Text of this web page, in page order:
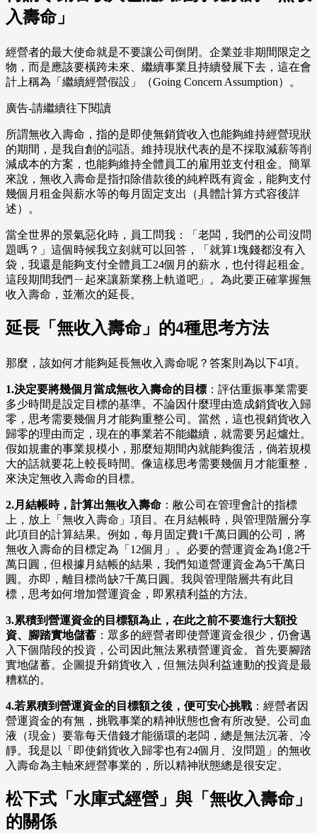
入壽命」
經營者的最大使命就是不要讓公司倒閉。企業並非期間限定之
物，而是應該要橫跨未來、繼續事業且持續發展下去，這在會
計上稱為「繼續經營假設」（Going Concern Assumption）。
廣告-請繼續往下閱讀
所謂無收入壽命，指的是即使無銷貨收入也能夠維持經營現狀
的期間，是我自創的詞語。維持現狀代表的是不採取減薪等削
減成本的方案，也能夠維持全體員工的雇用並支付租金。簡單
來說，無收入壽命是指扣除借款後的純粹既有資金，能夠支付
幾個月租金與薪水等的每月固定支出（具體計算方式容後詳
述）。
當全世界的景氣惡化時，員工問我：「老闆，我們的公司沒問
題嗎？」這個時候我立刻就可以回答，「就算1塊錢都沒有入
袋，我還是能夠支付全體員工24個月的薪水，也付得起租金。
這段期間我們ㄧ起來讓新業務上軌道吧」。為此要正確掌握無
收入壽命，並漸次的延長。
延長「無收入壽命」的4種思考方法
那麼，該如何才能夠延長無收入壽命呢？答案則為以下4項。
1.決定要將幾個月當成無收入壽命的目標 ：評估重振事業需要
多少時間是設定目標的基準。不論因什麼理由造成銷貨收入歸
零，思考需要幾個月才能夠重整公司。當然，這也視銷貨收入
歸零的理由而定，現在的事業若不能繼續，就需要另起爐灶。
假如規畫的事業規模小，那麼短期間內就能夠復活，倘若規模
大的話就要花上較長時間。像這樣思考需要幾個月才能重整，
來決定無收入壽命的目標。
2.月結帳時，計算出無收入壽命 ：敝公司在管理會計的指標
上，放上「無收入壽命」項目。在月結帳時，與管理階層分享
此項目的計算結果。例如，每月固定費1千萬日圓的公司，將
無收入壽命的目標定為「12個月」。必要的營運資金為1億2千
萬日圓，但根據月結帳的結果，我們知道營運資金為5千萬日
圓。亦即，離目標尚缺7千萬日圓。我與管理階層共有此目
標，思考如何增加營運資金，即累積利益的方法。
3.累積到營運資金的目標額為止，在此之前不要進行大額投
資、腳踏實地儲蓄 ：眾多的經營者即使營運資金很少，仍會邁
入下個階段的投資，公司因此無法累積營運資金。首先要腳踏
實地儲蓄。企圖提升銷貨收入，但無法與利益連動的投資是最
糟糕的。
4.若累積到營運資金的目標額之後，便可安心挑戰：經營者因
營運資金的有無，挑戰事業的精神狀態也會有所改變。公司血
液（現金）要靠每天借錢才能循環的老闆，總是無法沉著、冷
靜。我是以「即使銷貨收入歸零也有24個月、沒問題」的無收
入壽命為主軸來經營事業的，所以精神狀態總是很安定。
松下式「水庫式經營」與「無收入壽命」
的關係